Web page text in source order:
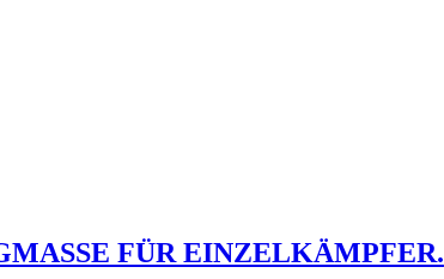
FÜR EINZELKÄMPFER.